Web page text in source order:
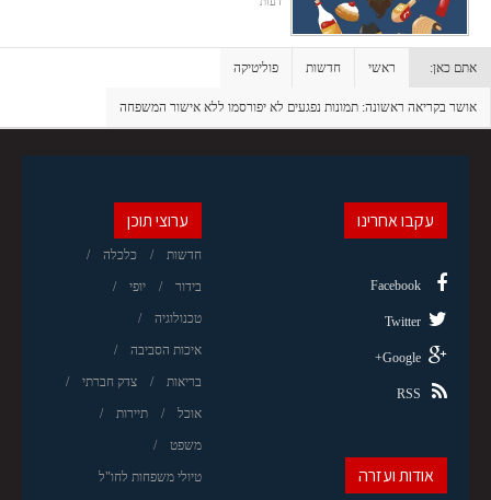
אתם כאן: ראשי חדשות פוליטיקה
אושר בקריאה ראשונה: תמונות נפגעים לא יפורסמו ללא אישור המשפחה
ערוצי תוכן
חדשות כלכלה
בידור יופי
טכנולוגיה
איכות הסביבה
בריאות צדק חברתי
אוכל תיירות
משפט
טיולי משפחות לחו"ל
עקבו אחרינו
Facebook
Twitter
Google+
RSS
אודות ועזרה